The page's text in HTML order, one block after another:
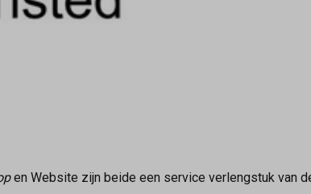
en Website zijn beide een service verlengstuk van